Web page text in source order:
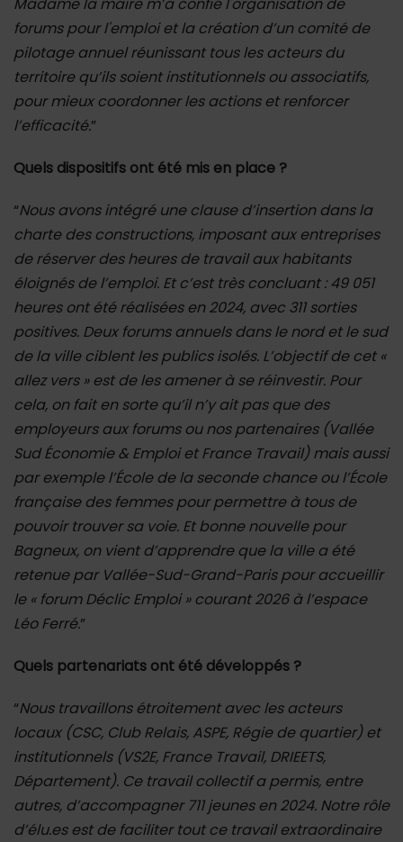
Madame la maire m’a confié l'organisation de
forums pour l'emploi et la création d’un comité de
pilotage annuel réunissant tous les acteurs du
territoire qu’ils soient institutionnels ou associatifs,
pour mieux coordonner les actions et renforcer
l’efficacité.”
Quels dispositifs ont été mis en place ?
“Nous avons intégré une clause d’insertion dans la
charte des constructions, imposant aux entreprises
de réserver des heures de travail aux habitants
éloignés de l’emploi. Et c’est très concluant : 49 051
heures ont été réalisées en 2024, avec 311 sorties
positives. Deux forums annuels dans le nord et le sud
de la ville ciblent les publics isolés. L’objectif de cet «
allez vers » est de les amener à se réinvestir. Pour
cela, on fait en sorte qu’il n’y ait pas que des
employeurs aux forums ou nos partenaires (Vallée
Sud Économie & Emploi et France Travail) mais aussi
par exemple l’École de la seconde chance ou l’École
française des femmes pour permettre à tous de
pouvoir trouver sa voie. Et bonne nouvelle pour
Bagneux, on vient d’apprendre que la ville a été
retenue par Vallée-Sud-Grand-Paris pour accueillir
le « forum Déclic Emploi » courant 2026 à l’espace
Léo Ferré.”
Quels partenariats ont été développés ?
“Nous travaillons étroitement avec les acteurs
locaux (CSC, Club Relais, ASPE, Régie de quartier) et
institutionnels (VS2E, France Travail, DRIEETS,
Département). Ce travail collectif a permis, entre
autres, d’accompagner 711 jeunes en 2024. Notre rôle
d’élu.es est de faciliter tout ce travail extraordinaire